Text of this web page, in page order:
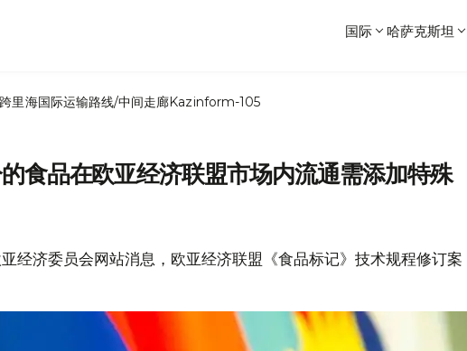
国际 哈萨克斯坦
跨里海国际运输路线/中间走廊Kazinform-105
食品在欧亚经济联盟市场内流通需添加特殊
经济委员会网站消息，欧亚经济联盟《食品标记》技术规程修订案